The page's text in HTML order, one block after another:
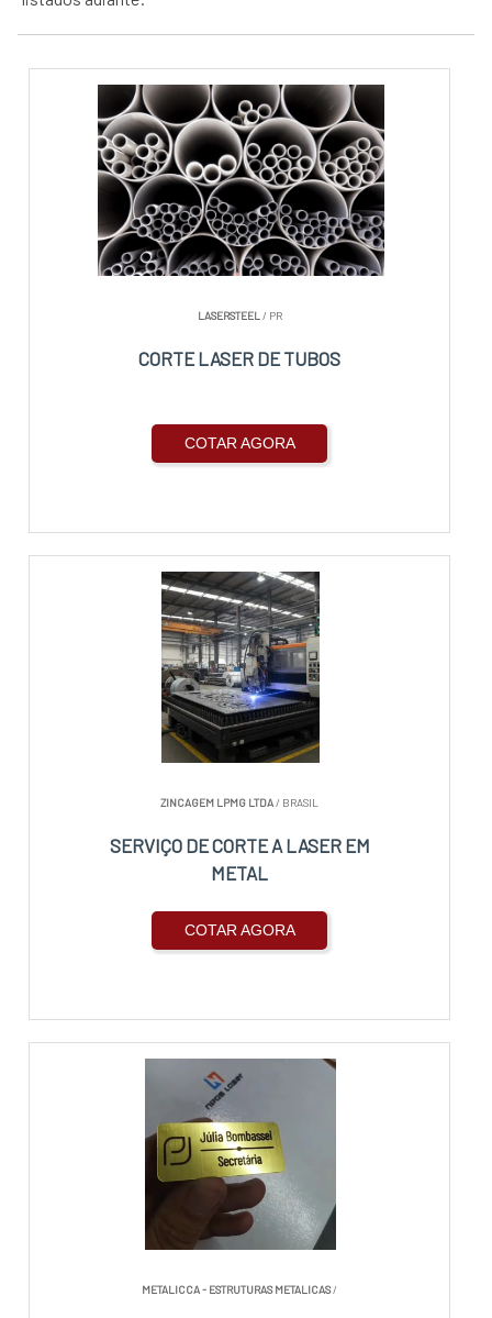
LASERSTEEL/ PR
CORTE LASER DE TUBOS
COTAR AGORA
ZINCAGEM LPMG LTDA/ BRASIL
SERVIÇO DE CORTE A LASER EM
METAL
COTAR AGORA
METALICCA - ESTRUTURAS METALICAS/